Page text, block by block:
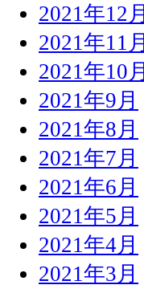
2021年12月
2021年11月
2021年10月
2021年9月
2021年8月
2021年7月
2021年6月
2021年5月
2021年4月
2021年3月